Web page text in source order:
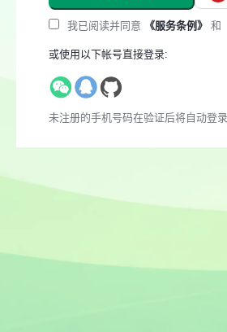
我已阅读并同意 《服务条例》 和
或使用以下帐号直接登录:
未注册的手机号码在验证后将自动登录